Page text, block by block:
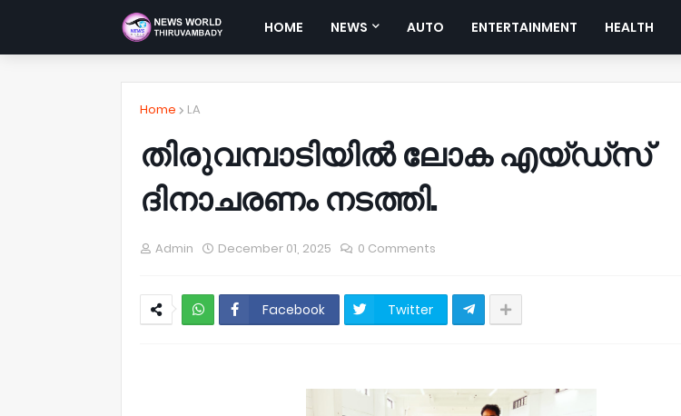
HOME NEWS AUTO ENTERTAINMENT HEALTH
Home LA
തിരുവമ്പാടിയിൽ ലോക എയ്ഡ്സ്
ദിനാചരണം നടത്തി.
Admin December 01, 2025 0 Comments
Facebook Twitter